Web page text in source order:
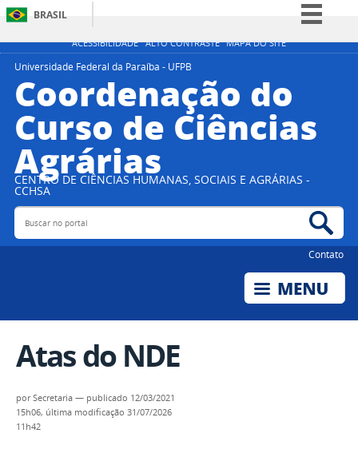
ACESSIBILIDADE ALTO CONTRASTE MAPA DO SITE
BRASIL
Simplifique!
Participe
Acesso à informação
Legislação
Universidade Federal da Paraíba - UFPB
Coordenação do
Curso de Ciências
Agrárias
CENTRO DE CIÊNCIAS HUMANAS, SOCIAIS E AGRÁRIAS -
CCHSA
Buscar no portal
Contato
Atas do NDE
porSecretaria — publicado 12/03/2021
15h06, última modificação 31/07/2026
11h42